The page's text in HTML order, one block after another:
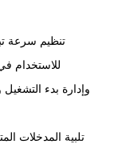
تنظيم سرعة
للاستخدام